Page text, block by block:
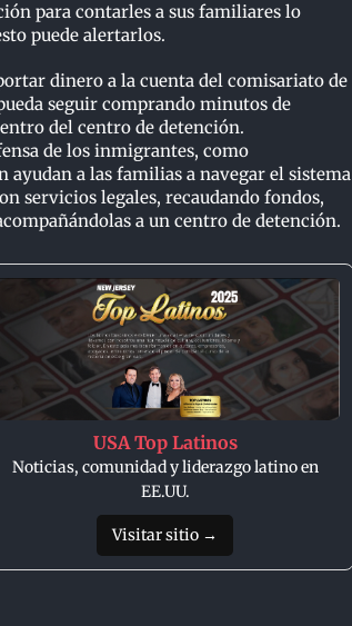
para contarles a sus familiares lo
puede alertarlos.
dinero a la cuenta del comisariato de
seguir comprando minutos de
del centro de detención.
de los inmigrantes, como
a las familias a navegar el sistema
servicios legales, recaudando fondos,
a un centro de detención.
USA Top Latinos
Noticias, comunidad y liderazgo latino en
EE.UU.
Visitar sitio →